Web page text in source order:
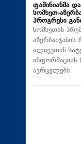
ფაშინიანმა
სომხეთ-
პროგრესი
სომხეთის
ალიევთან
ინფორმაციას
ავრცელებს.